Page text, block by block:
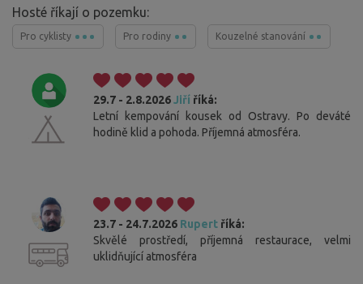
Hosté říkají o pozemku:
Pro cyklisty Pro rodiny Kouzelné stanování
29.7 - 2.8.2026Jiří říká:
Letní kempování kousek od Ostravy. Po deváté
hodině klid a pohoda. Příjemná atmosféra.
23.7 - 24.7.2026 Rupert říká:
Skvělé prostředí, příjemná restaurace, velmi
uklidňující atmosféra